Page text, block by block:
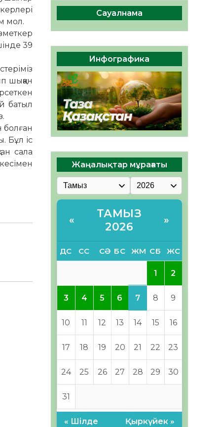
мол.
39
шыққан
батыл
Бұл іс
сала
беруге дайын
ӘРБІР ДАУЫС – ҚОҒАМ
ДАМУЫНА ҚОСЫЛҒАН
ҮЛЕС
05.08.2026
41 0
Сауалнама
Инфографика
Жаңалықтар мұрағаты
«
ТАМЫЗ
2026
»
ДС СС СӘ БС ЖМ СБ ЖС
1 2
3 4 5 6 7 8 9
10 11 12 13 14 15 16
17 18 19 20 21 22 23
24 25 26 27 28 29 30
31
« Шілде Қыркүйек »